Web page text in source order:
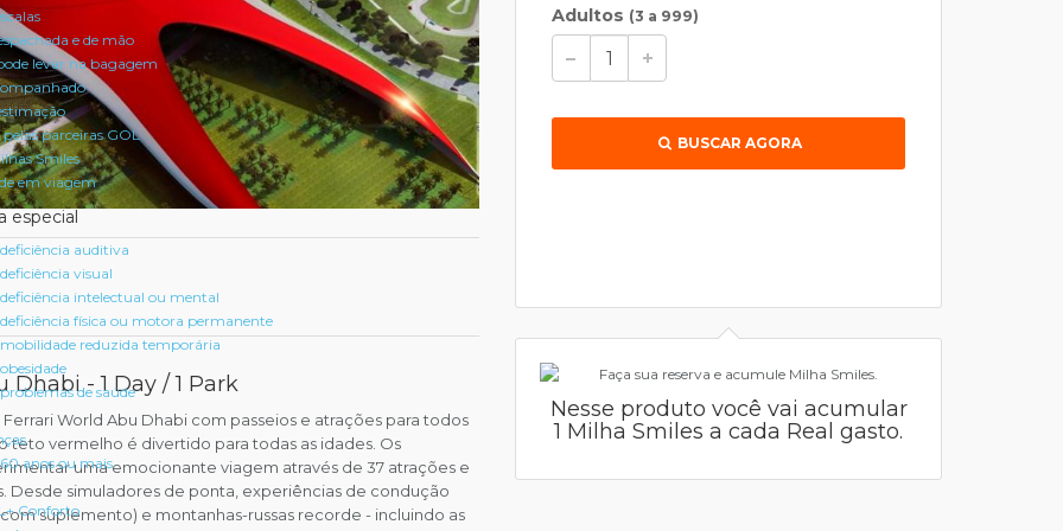
e de mão
levar na bagagem
parceiras GOL
Smiles
em viagem
especial
auditiva
visual
intelectual ou mental
deficiência física ou motora permanente
mobilidade reduzida temporária
de saúde
anos ou mais
Conforto
Dhabi - 1 Day / 1 Park
World Abu Dhabi com passeios e atrações para todos
teto vermelho é divertido para todas as idades. Os
uma emocionante viagem através de 37 atrações e
Desde simuladores de ponta, experiências de condução
suplemento) e montanhas-russas recorde - incluindo as
Adultos (3 a 999)
BUSCAR AGORA
Nesse produto você vai acumular
1 Milha Smiles a cada Real gasto.